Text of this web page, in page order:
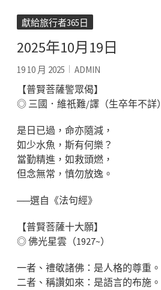
獻給旅行者365日
2025年10月19日
19 10 月 2025 ADMIN
【普賢菩薩警眾偈】
◎ 三國．維祇難/譯（生卒年不詳）
是日已過，命亦隨減，
如少水魚，斯有何樂？
當勤精進，如救頭燃，
但念無常，慎勿放逸。
──選自《法句經》
【普賢菩薩十大願】
◎ 佛光星雲（1927~）
一者、禮敬諸佛：是人格的尊重。
二者、稱讚如來：是語言的布施。